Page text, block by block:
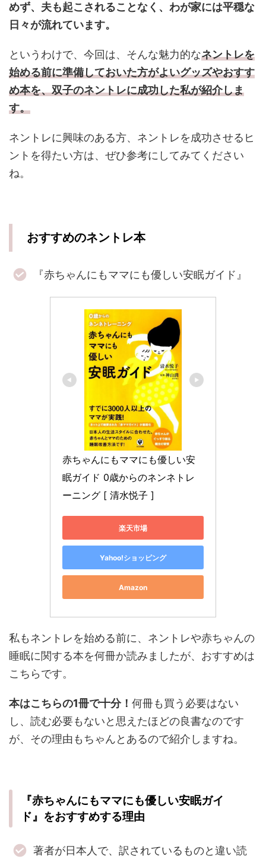
めず、夫も起こされることなく、わが家には平穏な
日々が流れています。
というわけで、今回は、そんな魅力的なネントレを
始める前に準備しておいた方がよいグッズやおすす
め本を、双子のネントレに成功した私が紹介しま
す。
ネントレに興味のある方、ネントレを成功させるヒ
ントを得たい方は、ぜひ参考にしてみてください
ね。
おすすめのネントレ本
『赤ちゃんにもママにも優しい安眠ガイド』
赤ちゃんにもママにも優しい安
眠ガイド 0歳からのネンネトレ
ーニング [ 清水悦子 ]
楽天市場
Yahoo!ショッピング
Amazon
私もネントレを始める前に、ネントレや赤ちゃんの
睡眠に関する本を何冊か読みましたが、おすすめは
こちらです。
本はこちらの1冊で十分！ 何冊も買う必要はない
し、読む必要もないと思えたほどの良書なのです
が、その理由もちゃんとあるので紹介しますね。
『赤ちゃんにもママにも優しい安眠ガイ
ド』をおすすめする理由
著者が日本人で、訳されているものと違い読